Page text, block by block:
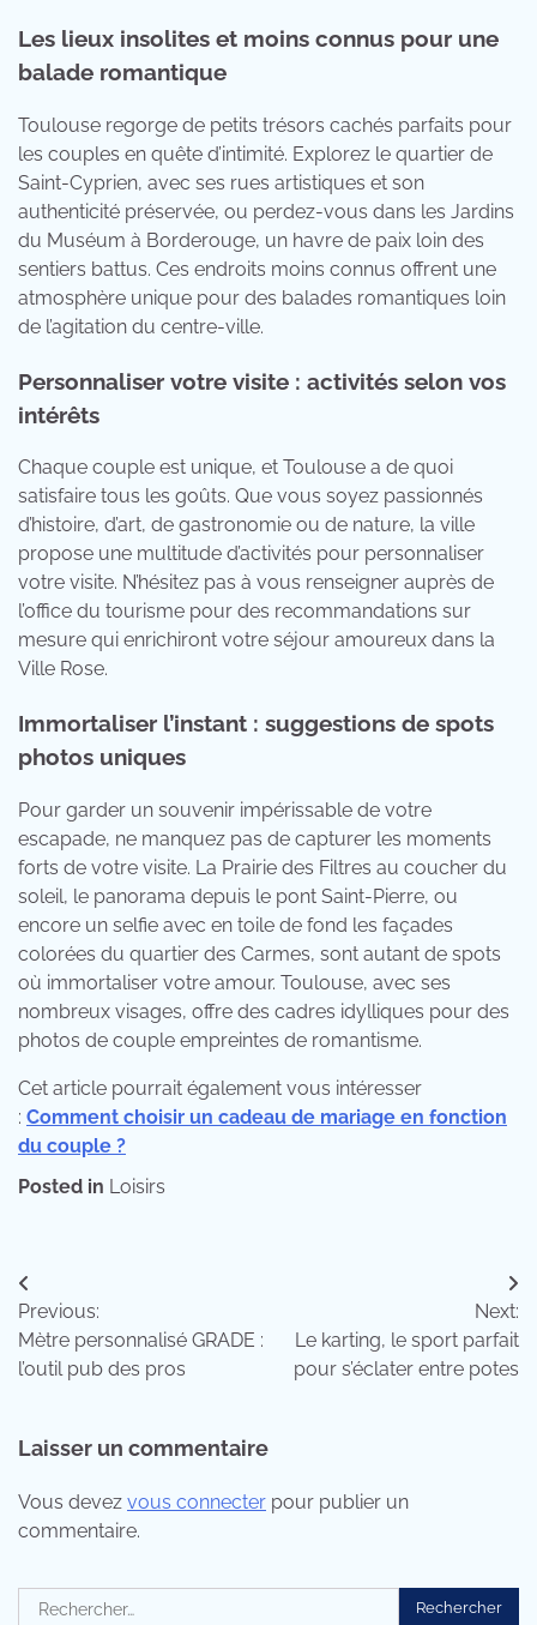
Les lieux insolites et moins connus pour une
balade romantique
Toulouse regorge de petits trésors cachés parfaits pour
les couples en quête d’intimité. Explorez le quartier de
Saint-Cyprien, avec ses rues artistiques et son
authenticité préservée, ou perdez-vous dans les Jardins
du Muséum à Borderouge, un havre de paix loin des
sentiers battus. Ces endroits moins connus offrent une
atmosphère unique pour des balades romantiques loin
de l’agitation du centre-ville.
Personnaliser votre visite : activités selon vos
intérêts
Chaque couple est unique, et Toulouse a de quoi
satisfaire tous les goûts. Que vous soyez passionnés
d’histoire, d’art, de gastronomie ou de nature, la ville
propose une multitude d’activités pour personnaliser
votre visite. N’hésitez pas à vous renseigner auprès de
l’office du tourisme pour des recommandations sur
mesure qui enrichiront votre séjour amoureux dans la
Ville Rose.
Immortaliser l’instant : suggestions de spots
photos uniques
Pour garder un souvenir impérissable de votre
escapade, ne manquez pas de capturer les moments
forts de votre visite. La Prairie des Filtres au coucher du
soleil, le panorama depuis le pont Saint-Pierre, ou
encore un selfie avec en toile de fond les façades
colorées du quartier des Carmes, sont autant de spots
où immortaliser votre amour. Toulouse, avec ses
nombreux visages, offre des cadres idylliques pour des
photos de couple empreintes de romantisme.
Cet article pourrait également vous intéresser
: Comment choisir un cadeau de mariage en fonction
du couple ?
Posted in Loisirs
Navigation
de
l’article
Previous:
Mètre personnalisé GRADE :
l’outil pub des pros
Next:
Le karting, le sport parfait
pour s’éclater entre potes
Laisser un commentaire
Vous devez vous connecter pour publier un
commentaire.
Rechercher :